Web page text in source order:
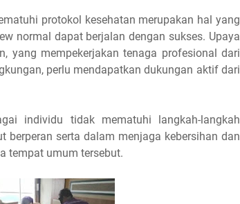
protokol kesehatan merupakan hal yang
normal dapat berjalan dengan sukses. Upaya
yang mempekerjakan tenaga profesional dari
perlu mendapatkan dukungan aktif dari
individu tidak mematuhi langkah-langkah
berperan serta dalam menjaga kebersihan dan
tempat umum tersebut.